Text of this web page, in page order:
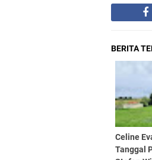
BERITA
Celine
Tanggal